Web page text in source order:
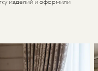
изделий и оформили